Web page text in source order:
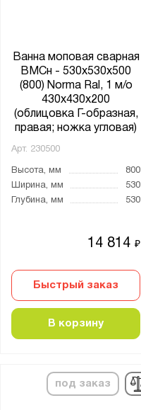
Ванна моповая сварная
ВМСн - 530x530x500
(800) Norma Ral, 1 м/о
430x430x200
(облицовка Г-образная,
правая; ножка угловая)
Арт. 230500
Высота, мм
800
Ширина, мм
530
Глубина, мм
530
14 814₽
Быстрый заказ
В корзину
под заказ